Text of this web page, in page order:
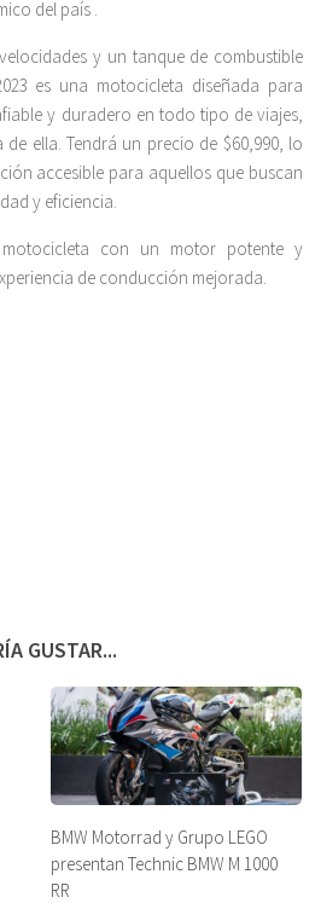
del país .
y un tanque de combustible
es una motocicleta diseñada para
y duradero en todo tipo de viajes,
ella. Tendrá un precio de $60,990, lo
accesible para aquellos que buscan
y eficiencia.
motocicleta con un motor potente y
de conducción mejorada.
GUSTAR...
BMW Motorrad y Grupo LEGO
presentan Technic BMW M 1000
RR